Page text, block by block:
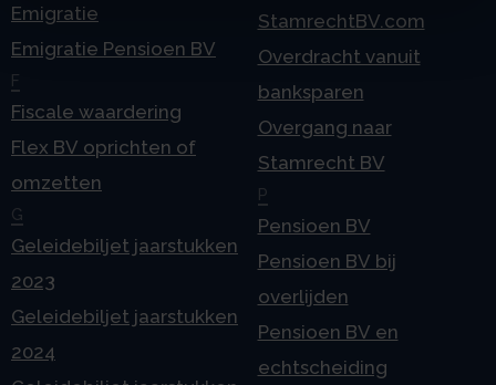
Emigratie
Emigratie Pensioen BV
F
Fiscale waardering
Flex BV oprichten of
omzetten
G
Geleidebiljet jaarstukken
2023
Geleidebiljet jaarstukken
2024
StamrechtBV.com
Overdracht vanuit
banksparen
Overgang naar
Stamrecht BV
P
Pensioen BV
Pensioen BV bij
overlijden
Pensioen BV en
echtscheiding